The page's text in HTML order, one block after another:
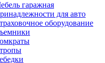
гаражная
для авто
оборудование